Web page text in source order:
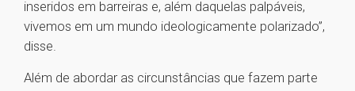
inseridos em barreiras e, além daquelas palpáveis,
vivemos em um mundo ideologicamente polarizado”,
disse.
Além de abordar as circunstâncias que fazem parte